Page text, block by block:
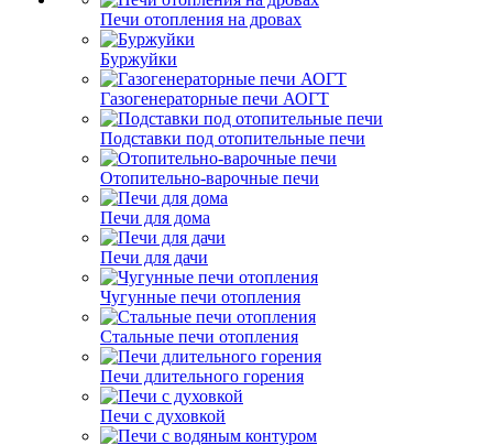
Печи отопления на дровах
Буржуйки
Газогенераторные печи АОГТ
Подставки под отопительные печи
Отопительно-варочные печи
Печи для дома
Печи для дачи
Чугунные печи отопления
Стальные печи отопления
Печи длительного горения
Печи с духовкой